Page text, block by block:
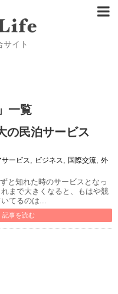
サイト
一覧
の民泊サービス
サービス ビジネス 国際交流, 外
と知れた時のサービスとなっ
まで大きくなると、もはや競
てるのは...
記事を読む